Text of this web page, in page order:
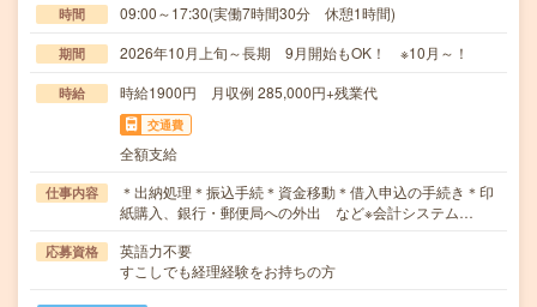
時間 09:00～17:30(実働7時間30分 休憩1時間)
期間 2026年10月上旬～長期 9月開始もOK！ ※10月～！
時給 時給1900円 月収例 285,000円+残業代
交通費
全額支給
仕事内容
＊出納処理＊振込手続＊資金移動＊借入申込の手続き＊印
紙購入、銀行・郵便局への外出 など※会計システム…
応募資格
英語力不要
すこしでも経理経験をお持ちの方